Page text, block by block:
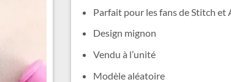
Parfait pour les fans de Stitch et
Design mignon
Vendu à l’unité
Modèle aléatoire